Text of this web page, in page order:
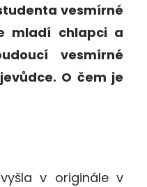
vesmírné
mladí chlapci a
vesmírné
O čem je
v originále v